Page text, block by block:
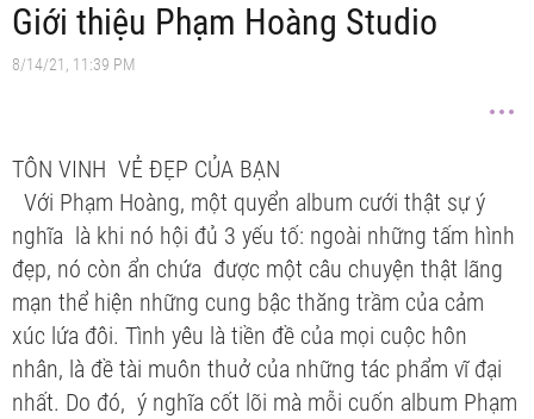
Giới thiệu Phạm Hoàng Studio
8/14/21, 11:39 PM
TÔN VINH VẺ ĐẸP CỦA BẠN
Với Phạm Hoàng, một quyển album cưới thật sự ý
nghĩa là khi nó hội đủ 3 yếu tố: ngoài những tấm hình
đẹp, nó còn ẩn chứa được một câu chuyện thật lãng
mạn thể hiện những cung bậc thăng trầm của cảm
xúc lứa đôi. Tình yêu là tiền đề của mọi cuộc hôn
nhân, là đề tài muôn thuở của những tác phẩm vĩ đại
nhất. Do đó, ý nghĩa cốt lõi mà mỗi cuốn album Phạm